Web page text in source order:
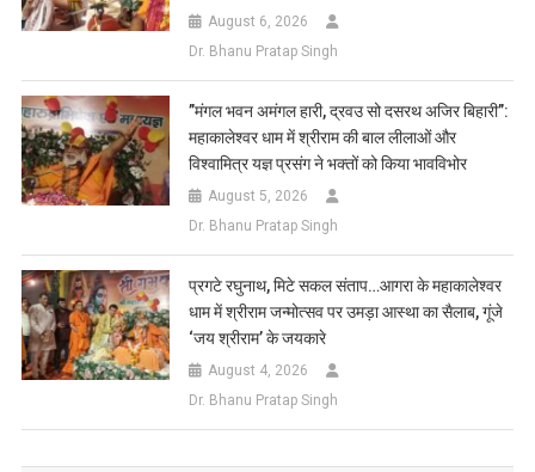
August 6, 2026
Dr. Bhanu Pratap Singh
​”मंगल भवन अमंगल हारी, द्रवउ सो दसरथ अजिर बिहारी”:
महाकालेश्वर धाम में श्रीराम की बाल लीलाओं और
विश्वामित्र यज्ञ प्रसंग ने भक्तों को किया भावविभोर
August 5, 2026
Dr. Bhanu Pratap Singh
प्रगटे रघुनाथ, मिटे सकल संताप…आगरा के महाकालेश्वर
धाम में श्रीराम जन्मोत्सव पर उमड़ा आस्था का सैलाब, गूंजे
‘जय श्रीराम’ के जयकारे
August 4, 2026
Dr. Bhanu Pratap Singh